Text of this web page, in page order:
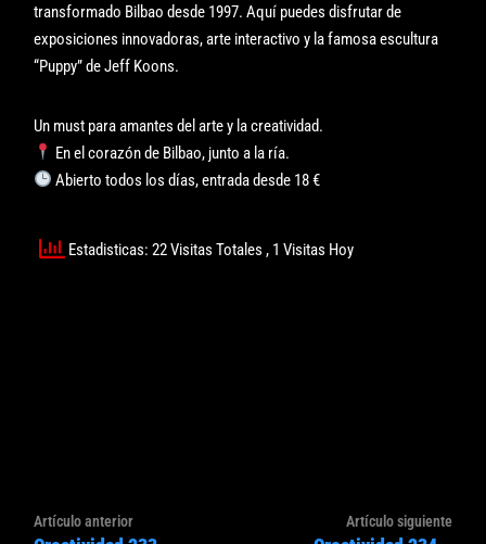
transformado Bilbao desde 1997. Aquí puedes disfrutar de
exposiciones innovadoras, arte interactivo y la famosa escultura
“Puppy” de Jeff Koons.
Un must para amantes del arte y la creatividad.
En el corazón de Bilbao, junto a la ría.
Abierto todos los días, entrada desde 18 €
Estadisticas: 22 Visitas Totales, 1 Visitas Hoy
Navegación
Artículo anteriorArtículo
Artículo siguiente